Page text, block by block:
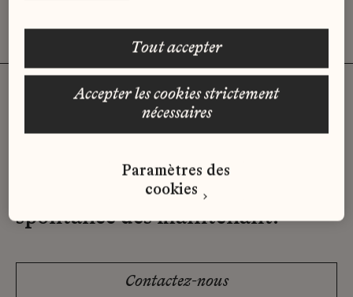
Vous n'avez pas trouvé d'offre
qui correspond à votre profil ?
Envoyez-nous votre candidature
spontanée dès maintenant.
Contactez-nous
accepter les cookies strictement
nécessaires
tout accepter
Paramètres des
cookies